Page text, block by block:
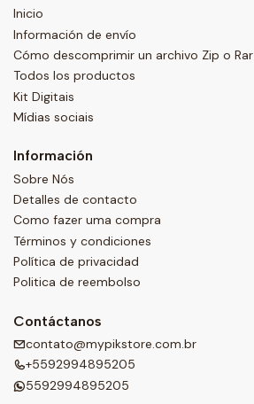
Inicio
Información de envío
Cómo descomprimir un archivo Zip o Rar
Todos los productos
Kit Digitais
Mídias sociais
Información
Sobre Nós
Detalles de contacto
Como fazer uma compra
Términos y condiciones
Política de privacidad
Politica de reembolso
Contáctanos
contato@mypikstore.com.br
+5592994895205
5592994895205